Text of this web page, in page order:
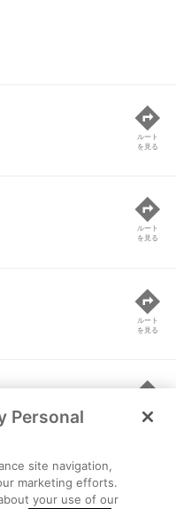
ルート
を見る
ルート
を見る
ルート
を見る
ルート
を見る
Personal
site navigation,
marketing efforts.
your use of our